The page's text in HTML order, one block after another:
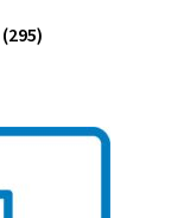
(295)